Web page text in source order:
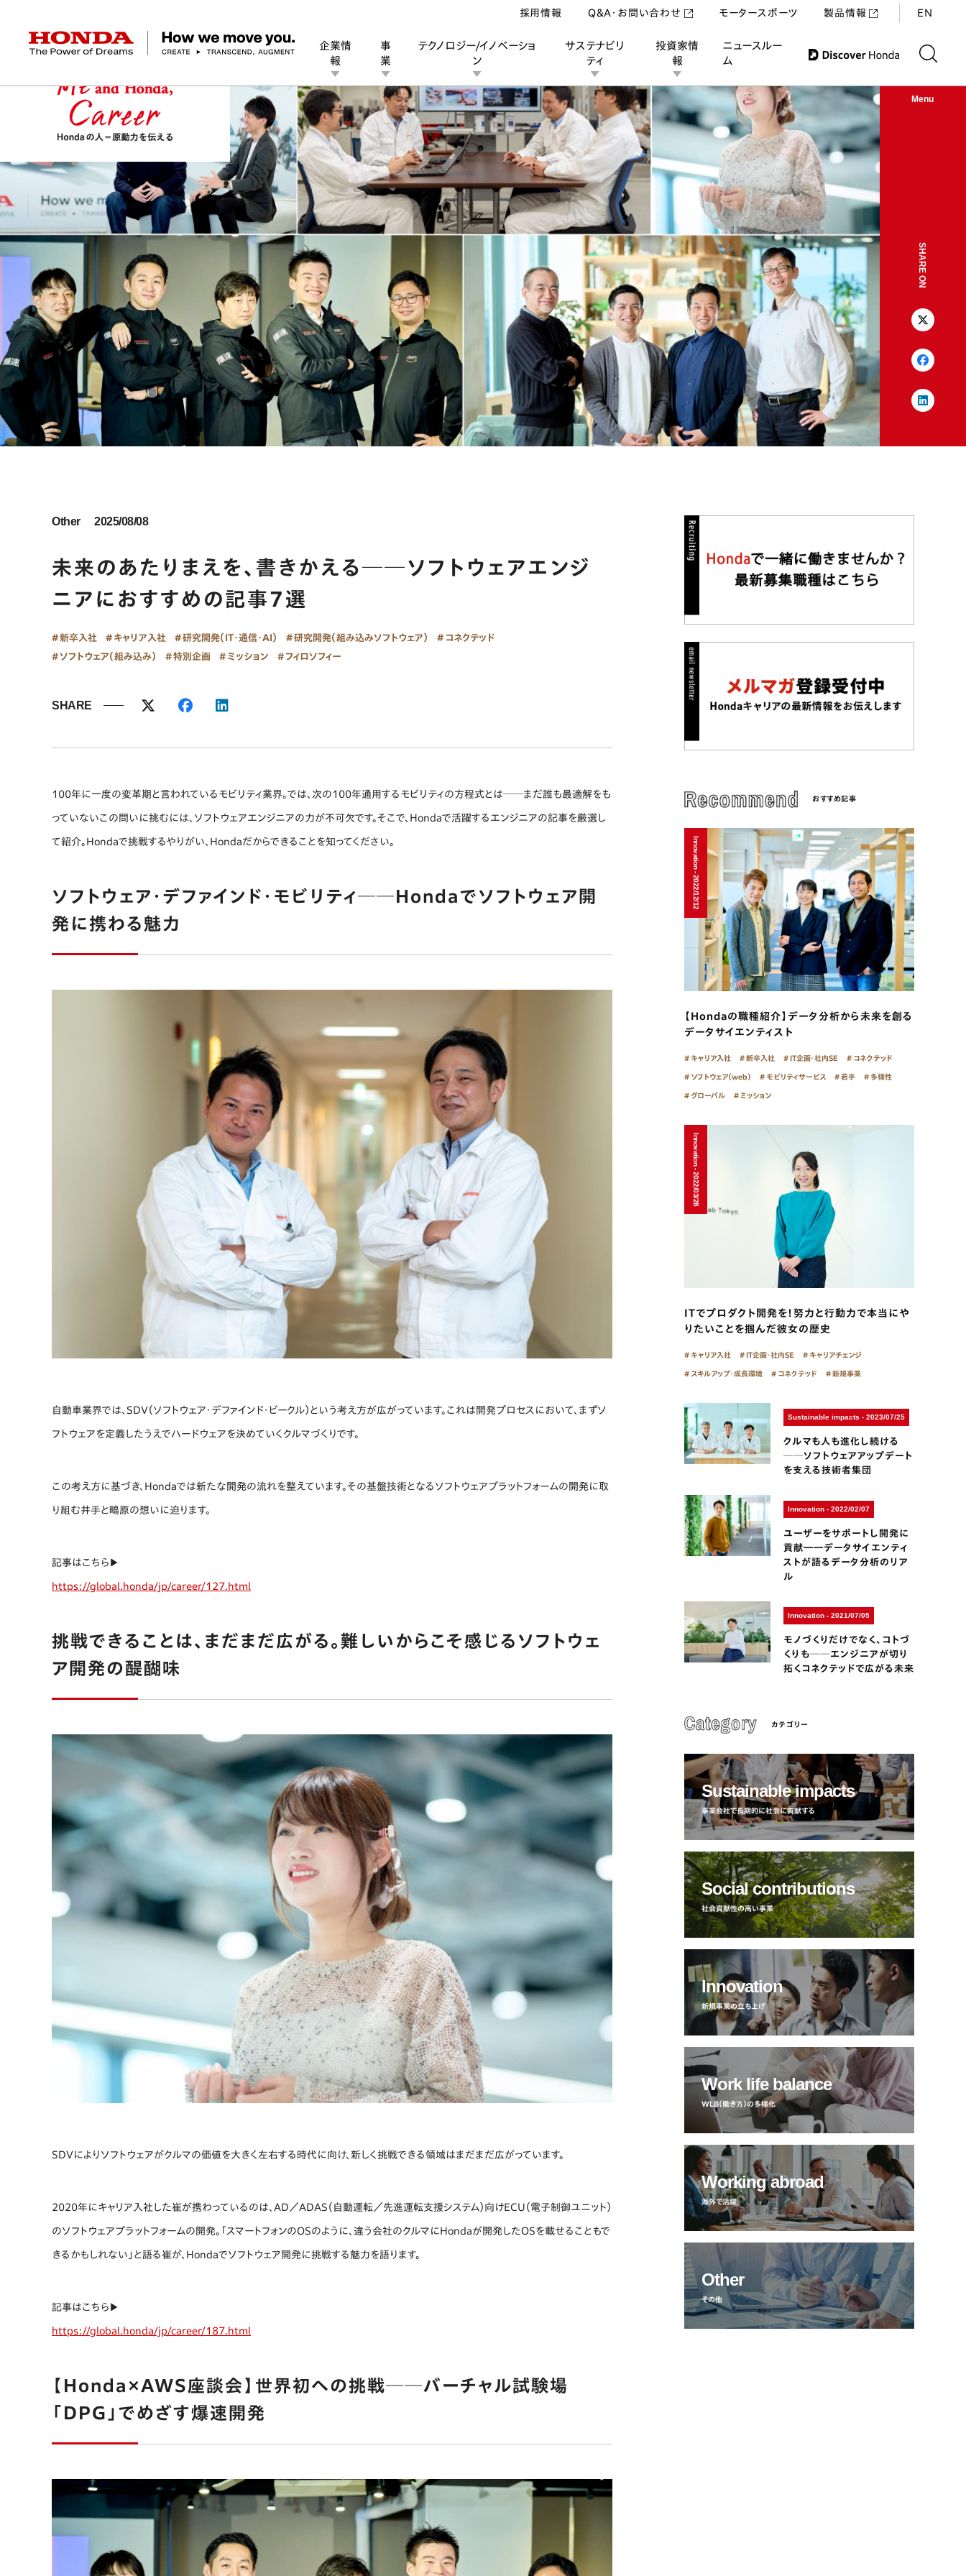
HONDA The Power of Dreams
企業情
報
企業情報 トップ
ヒストリー コーポレートブランド 企業スポーツ モータースポーツ
事
業
事業 トップ
マリン その他事業
テクノロジー/イノベーショ
ン
テクノロジー/イノベーション トップ
オープンイノベーション
サステナビリ
ティ
サステナビリティ トップ
社会 ガバナンス 安全への取り組み 品質への取り組み
投資家情
報
投資家情報 トップ
株式・債券情報 IRカレンダー 個人投資家の皆様へ Honda Report
ニュースルー
ム
ニュースルーム
Discover Honda
採用情報 Q&A・お問い合わせ モータースポーツ 製品情報 EN
Menu
SHARE ON
Other 2025/08/08
未来のあたりまえを、書きかえる──ソフトウェアエンジ
ニアにおすすめの記事7選
新卒入社 キャリア入社 研究開発（IT・通信・AI） 研究開発（組み込みソフトウェア）
コネクテッド
ソフトウェア（組み込み）
特別企画 ミッション フィロソフィー
SHARE
100年に⼀度の変⾰期と言われているモビリティ業界。では、次の100年通用するモビリティの方程式とは──まだ誰も最適解をも
っていないこの問いに挑むには、ソフトウェアエンジニアの力が不可欠です。そこで、Hondaで活躍するエンジニアの記事を厳選し
て紹介。Hondaで挑戦するやりがい、Hondaだからできることを知ってください。
ソフトウェア・デファインド・モビリティ──Hondaでソフトウェア開
発に携わる魅力
自動車業界では、SDV（ソフトウェア・デファインド・ビークル）という考え方が広がっています。これは開発プロセスにおいて、まずソ
フトウェアを定義したうえでハードウェアを決めていくクルマづくりです。
この考え方に基づき、Hondaでは新たな開発の流れを整えています。その基盤技術となるソフトウェアプラットフォームの開発に取
り組む井手と鴫原の想いに迫ります。
記事はこちら▶︎
https://global.honda/jp/career/127.html
挑戦できることは、まだまだ広がる。難しいからこそ感じるソフトウェ
ア開発の醍醐味
SDVによりソフトウェアがクルマの価値を大きく左右する時代に向け、新しく挑戦できる領域はまだまだ広がっています。
2020年にキャリア入社した崔が携わっているのは、AD／ADAS（自動運転／先進運転支援システム）向けECU（電子制御ユニット）
のソフトウェアプラットフォームの開発。「スマートフォンのOSのように、違う会社のクルマにHondaが開発したOSを載せることもで
きるかもしれない」と語る崔が、Hondaでソフトウェア開発に挑戦する魅力を語ります。
記事はこちら▶︎
https://global.honda/jp/career/187.html
【Honda×AWS座談会】世界初への挑戦──バーチャル試験場
「DPG」でめざす爆速開発
おすすめ記事
Innovation - 2022/12/12
【Hondaの職種紹介】データ分析から未来を創る
データサイエンティスト
キャリア入社 新卒入社 IT企画・社内SE コネクテッド
ソフトウェア（web） モビリティサービス 若手 多様性
グローバル ミッション
Innovation - 2022/03/28
ITでプロダクト開発を！努力と行動力で本当にや
りたいことを掴んだ彼女の歴史
キャリア入社 IT企画・社内SE キャリアチェンジ
スキルアップ・成長環境 コネクテッド 新規事業
Sustainable impacts - 2023/07/25
クルマも人も進化し続ける
──ソフトウェアアップデート
を支える技術者集団
Innovation - 2022/02/07
ユーザーをサポートし開発に
貢献――データサイエンティ
ストが語るデータ分析のリア
ル
Innovation - 2021/07/05
モノづくりだけでなく、コトづ
くりも──エンジニアが切り
拓くコネクテッドで広がる未来
カテゴリー
Sustainable impacts
事業会社で長期的に社会に貢献する
Social contributions
社会貢献性の高い事業
Innovation
新規事業の立ち上げ
Work life balance
WLB（働き方）の多様化
Working abroad
海外で活躍
Other
その他